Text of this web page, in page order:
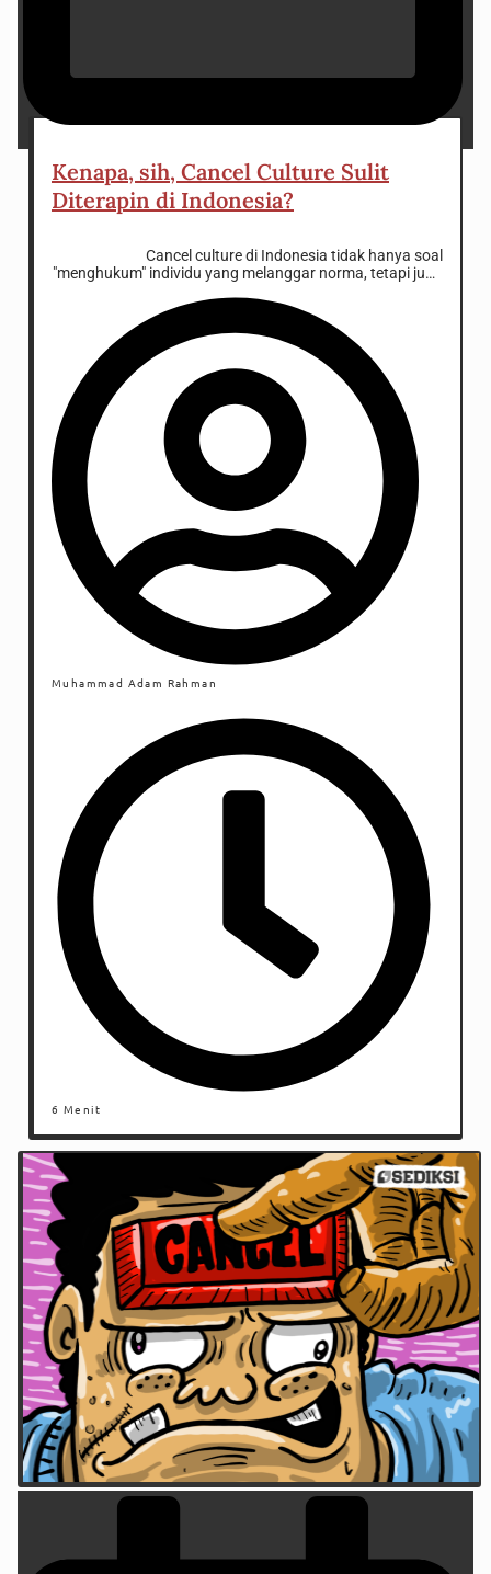
Kenapa, sih, Cancel Culture Sulit
Diterapin di Indonesia?
Cancel culture di Indonesia tidak hanya soal
"menghukum" individu yang melanggar norma, tetapi juga
yang sering kali berujung pada debat tanpa solusi.
Muhammad Adam Rahman
6 Menit